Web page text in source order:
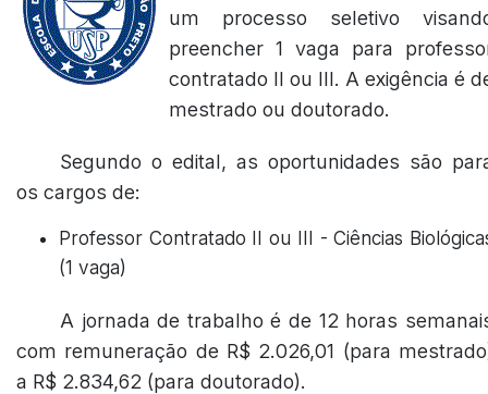
um processo seletivo
preencher 1 vaga para
contratado II ou III. A exigência é
mestrado ou doutorado.
Segundo o edital, as oportunidades são
os cargos de:
Professor Contratado II ou III - Ciências
(1 vaga)
A jornada de trabalho é de 12 horas
com remuneração de R$ 2.026,01 (para
a R$ 2.834,62 (para doutorado).